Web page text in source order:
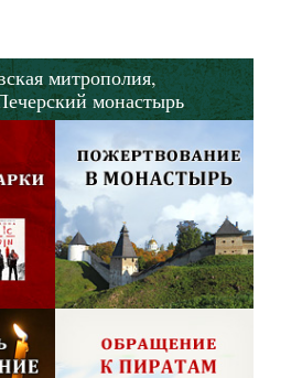
митрополия,
монастырь